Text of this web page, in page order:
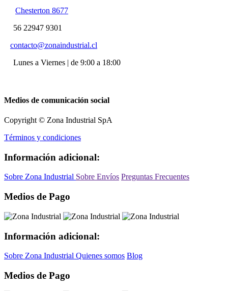
Chesterton 8677
56 22947 9301
contacto@zonaindustrial.cl
Lunes a Viernes | de 9:00 a 18:00
Medios de comunicación social
Copyright © Zona Industrial SpA
Términos y condiciones
Información adicional:
Sobre Zona Industrial Sobre Envíos Preguntas Frecuentes
Medios de Pago
Información adicional:
Sobre Zona Industrial Quienes somos Blog
Medios de Pago